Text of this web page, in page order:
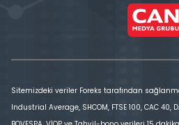
Sitemizdeki veriler Foreks tarafından
Industrial Average, SHCOM, FTSE 100, CAC 40,